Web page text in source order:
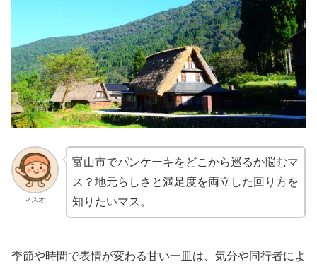
マスオ
富山市でパンケーキをどこから巡るか悩むマ
ス？地元らしさと満足度を両立した回り方を
知りたいマス。
季節や時間で表情が変わる甘い一皿は、気分や同行者によ